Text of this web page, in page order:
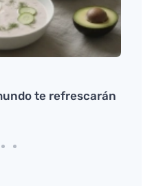
te refrescarán